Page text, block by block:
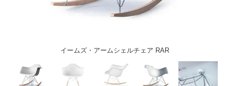
イームズ・アームシェルチェア RAR